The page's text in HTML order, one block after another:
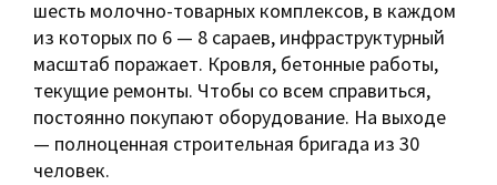
шесть молочно-товарных комплексов, в каждом
из которых по 6 — 8 сараев, инфраструктурный
масштаб поражает. Кровля, бетонные работы,
текущие ремонты. Чтобы со всем справиться,
постоянно покупают оборудование. На выходе
— полноценная строительная бригада из 30
человек.